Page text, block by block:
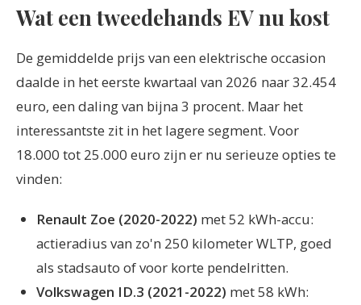
Wat een tweedehands EV nu kost
De gemiddelde prijs van een elektrische occasion
daalde in het eerste kwartaal van 2026 naar 32.454
euro, een daling van bijna 3 procent. Maar het
interessantste zit in het lagere segment. Voor
18.000 tot 25.000 euro zijn er nu serieuze opties te
vinden:
Renault Zoe (2020-2022) met 52 kWh-accu:
actieradius van zo'n 250 kilometer WLTP, goed
als stadsauto of voor korte pendelritten.
Volkswagen ID.3 (2021-2022) met 58 kWh: